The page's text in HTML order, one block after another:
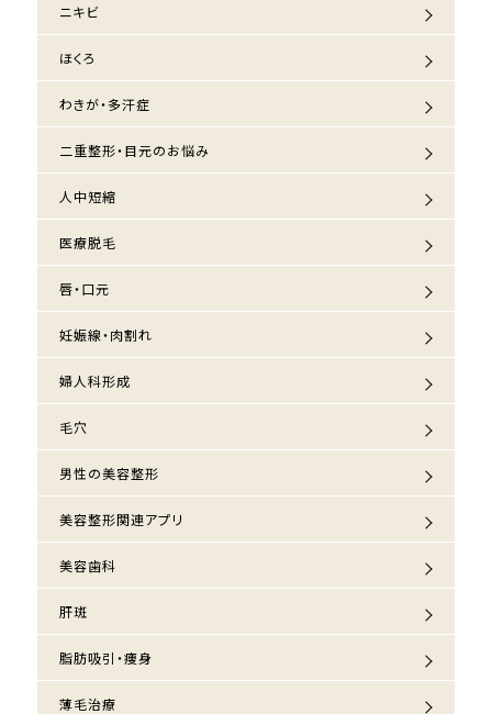
ニキビ
ほくろ
わきが・多汗症
二重整形・目元のお悩み
人中短縮
医療脱毛
唇・口元
妊娠線・肉割れ
婦人科形成
毛穴
男性の美容整形
美容整形関連アプリ
美容歯科
肝斑
脂肪吸引・痩身
薄毛治療